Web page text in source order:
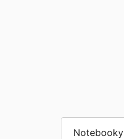
Notebooky